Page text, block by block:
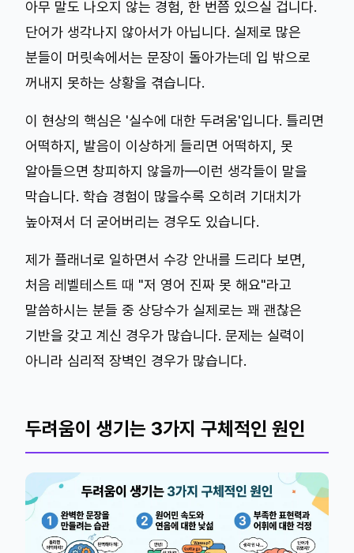
아무 말도 나오지 않는 경험, 한 번쯤 있으실 겁니다.
단어가 생각나지 않아서가 아닙니다. 실제로 많은
분들이 머릿속에서는 문장이 돌아가는데 입 밖으로
꺼내지 못하는 상황을 겪습니다.
이 현상의 핵심은 '실수에 대한 두려움'입니다. 틀리면
어떡하지, 발음이 이상하게 들리면 어떡하지, 못
알아들으면 창피하지 않을까—이런 생각들이 말을
막습니다. 학습 경험이 많을수록 오히려 기대치가
높아져서 더 굳어버리는 경우도 있습니다.
제가 플래너로 일하면서 수강 안내를 드리다 보면,
처음 레벨테스트 때 "저 영어 진짜 못 해요"라고
말씀하시는 분들 중 상당수가 실제로는 꽤 괜찮은
기반을 갖고 계신 경우가 많습니다. 문제는 실력이
아니라 심리적 장벽인 경우가 많습니다.
두려움이 생기는 3가지 구체적인 원인